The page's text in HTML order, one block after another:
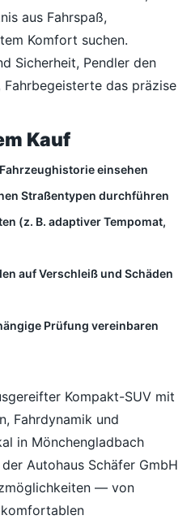
aus Fahrspaß,
Komfort suchen.
Sicherheit, Pendler den
das präzise
Kauf
einsehen
Straßentypen durchführen
(z. B. adaptiver Tempomat,
auf Verschleiß und Schäden
Prüfung vereinbaren
Kompakt-SUV mit
Fahrdynamik und
in Mönchengladbach
Autohaus Schäfer GmbH
— von